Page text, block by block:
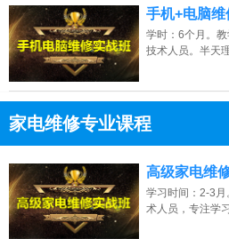
手机+电脑维
学时：6个月。
技术人员。半天
家电维修专业课程
点击免费咨询电话：高级家电维
学习时间：2-3
术人员，专注学